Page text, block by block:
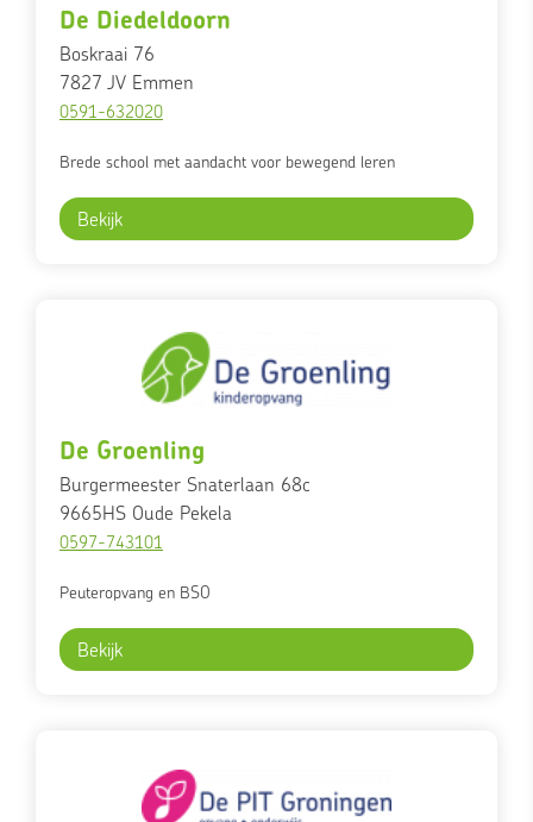
De Diedeldoorn
Boskraai 76
7827 JV Emmen
0591-632020
Brede school met aandacht voor bewegend leren
Bekijk
De Groenling
Burgermeester Snaterlaan 68c
9665HS Oude Pekela
0597-743101
Peuteropvang en BSO
Bekijk